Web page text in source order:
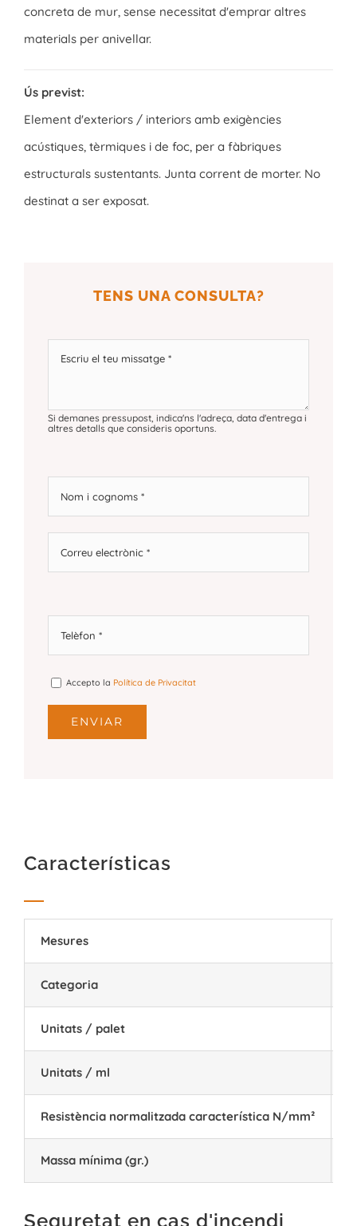
concreta de mur, sense necessitat d'emprar altres
materials per anivellar.
Ús previst:
Element d'exteriors / interiors amb exigències
acústiques, tèrmiques i de foc, per a fàbriques
estructurals sustentants. Junta corrent de morter. No
destinat a ser exposat.
TENS UNA CONSULTA?
Si demanes pressupost, indica'ns l'adreça, data d'entrega i
altres detalls que consideris oportuns.
Accepto la Política de Privacitat
Características
Mesures
Categoria
Unitats / palet
Unitats / ml
Resistència normalitzada característica N/mm²
Massa mínima (gr.)
Seguretat en cas d'incendi